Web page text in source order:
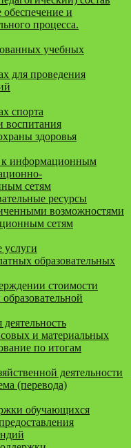
обеспечение и
процесса.
учебных
для проведения
спорта
воспитания
здоровья
к информационным
сетям
ресурсы
возможностями
сетям
услуги
образовательных
стоимости
и материальных
по итогам
деятельности
(перевода)
обучающихся